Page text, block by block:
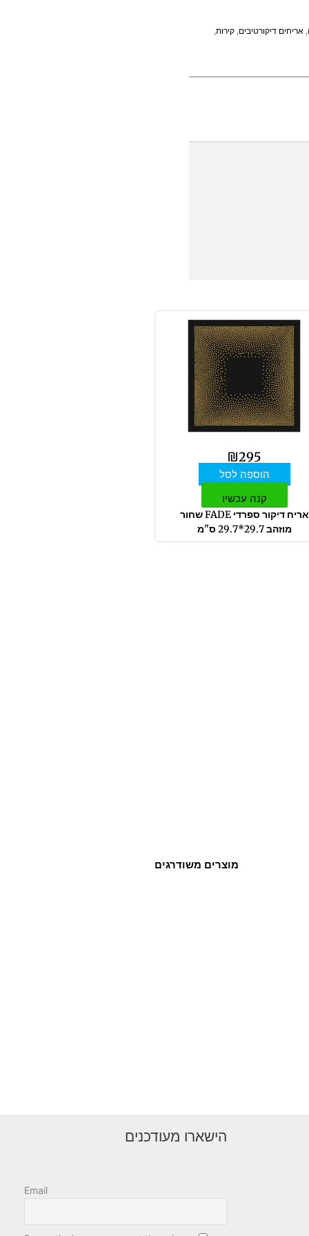
, אריחים דיקורטיבים,קירות,
₪295
הוספה לסל
קנה עכשיו
אריח דיקור ספרדי FADE שחור
מוזהב 29.7*29.7 ס"מ
מוצרים משודרגים
הישארו מעודכנים
Email